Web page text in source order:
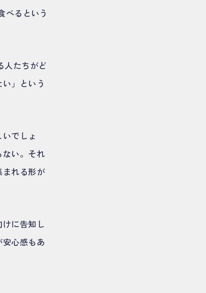
べるという
人たちがど
」という
でしょ
ない。それ
れる形が
に告知し
心感もあ